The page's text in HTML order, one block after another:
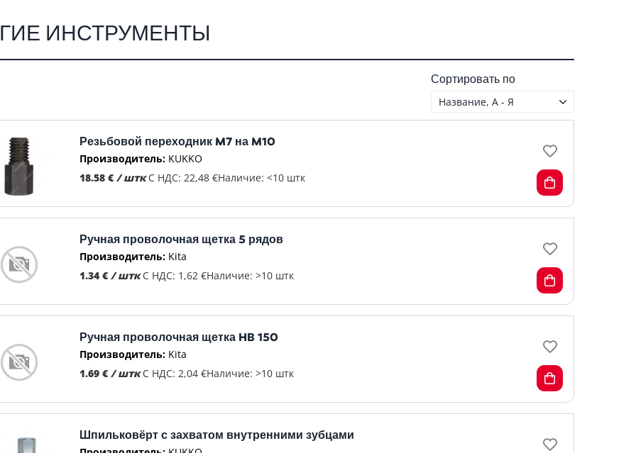
ИНСТРУМЕНТЫ
Сортировать по
Название, А - Я
Резьбовой переходник M7 на M10
Производитель: KUKKO
18.58 € / штк С НДС: 22,48 €Наличие: <10 штк
Ручная проволочная щетка 5 рядов
Производитель: Kita
1.34 € / штк С НДС: 1,62 €Наличие: >10 штк
Ручная проволочная щетка HB 150
Производитель: Kita
1.69 € / штк С НДС: 2,04 €Наличие: >10 штк
Шпильковёрт с захватом внутренними зубцами